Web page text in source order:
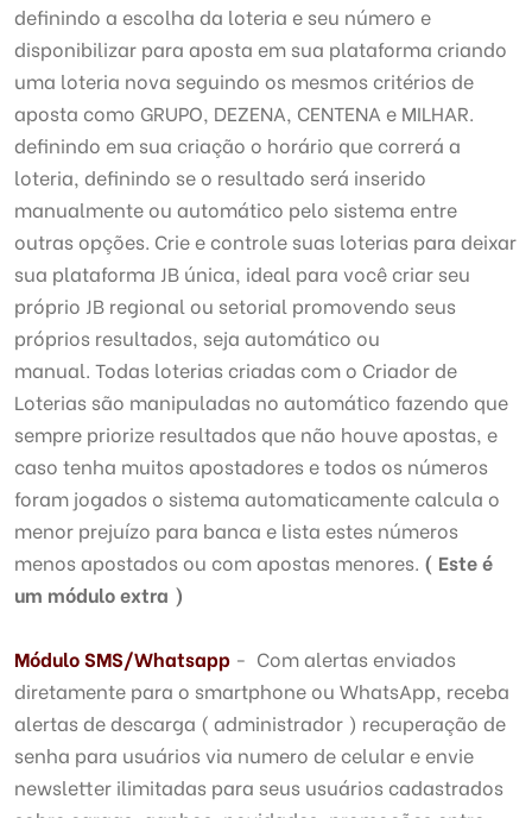
definindo a escolha da loteria e seu número e
disponibilizar para aposta em sua plataforma criando
uma loteria nova seguindo os mesmos critérios de
aposta como GRUPO, DEZENA, CENTENA e MILHAR.
definindo em sua criação o horário que correrá a
loteria, definindo se o resultado será inserido
manualmente ou automático pelo sistema entre
outras opções. Crie e controle suas loterias para deixar
sua plataforma JB única, ideal para você criar seu
próprio JB regional ou setorial promovendo seus
próprios resultados, seja automático ou
manual. Todas loterias criadas com o Criador de
Loterias são manipuladas no automático fazendo que
sempre priorize resultados que não houve apostas, e
caso tenha muitos apostadores e todos os números
foram jogados o sistema automaticamente calcula o
menor prejuízo para banca e lista estes números
menos apostados ou com apostas menores. ( Este é
um módulo extra )
MóduloSMS/Whatsapp - Com alertas enviados
diretamente para o smartphone ou WhatsApp, receba
alertas de descarga ( administrador ) recuperação de
senha para usuários via numero de celular e envie
newsletter ilimitadas para seus usuários cadastrados